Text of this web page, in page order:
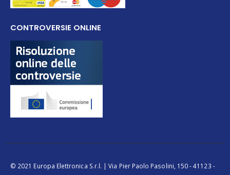
CONTROVERSIE ONLINE
© 2021 Europa Elettronica S.r.l. | Via Pier Paolo Pasolini, 150 - 41123 -